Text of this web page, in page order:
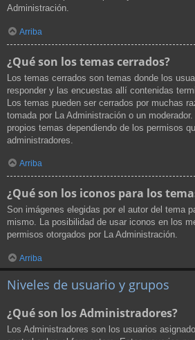
Administración.
Arriba
¿Qué son los temas cerrados?
Los temas cerrados son temas donde los
responder y las encuestas allí contenidas
Los temas pueden ser cerrados por muchas
tomada por La Administración o un
propios temas dependiendo de los permisos
administradores.
Arriba
¿Qué son los iconos para los
Son imágenes elegidas por el autor del tema
mismo. La posibilidad de usar iconos en los
permisos otorgados por La Administración.
Arriba
Niveles de usuario y grupos
¿Qué son los Administradores?
Los Administradores son los usuarios